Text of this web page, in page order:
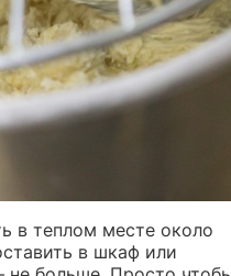
в теплом месте около
в шкаф или